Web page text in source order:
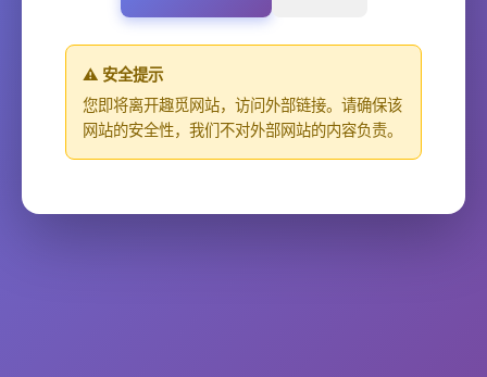
⚠️ 安全提示
您即将离开趣觅网站，访问外部链接。请确保该
网站的安全性，我们不对外部网站的内容负责。